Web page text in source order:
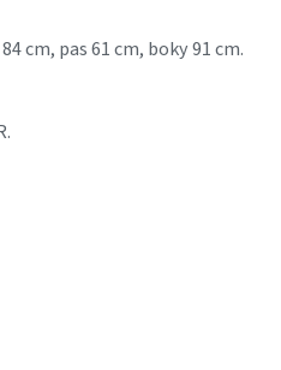
cm, pas 61 cm, boky 91 cm.